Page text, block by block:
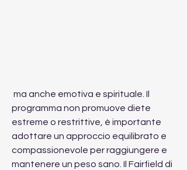
programma non promuove diete
estreme o restrittive, è importante
adottare un approccio equilibrato e
compassionevole per raggiungere e
mantenere un peso sano. Il Fairfield di